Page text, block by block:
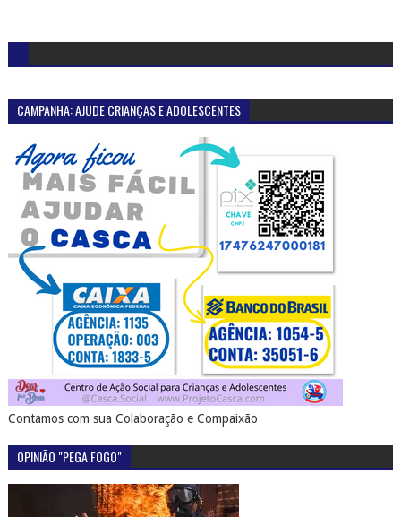
CAMPANHA: AJUDE CRIANÇAS E ADOLESCENTES
Contamos com sua Colaboração e Compaixão
OPINIÃO "PEGA FOGO"